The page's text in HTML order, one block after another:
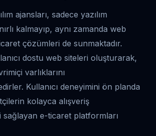
ajansları, sadece yazılım
kalmayıp, aynı zamanda web
çözümleri de sunmaktadır.
dostu web siteleri oluşturarak,
varlıklarını
Kullanıcı deneyimini ön planda
kolayca alışveriş
sağlayan e-ticaret platformları